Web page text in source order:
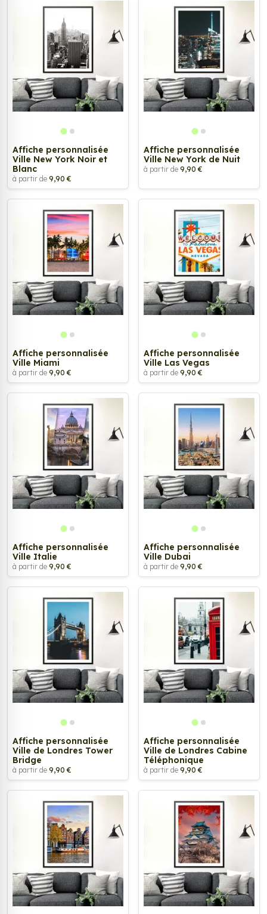
Affiche personnalisée
Ville New York Noir et
Blanc
à partir de 9,90 €
Affiche personnalisée
Ville New York de Nuit
à partir de 9,90 €
Affiche personnalisée
Ville Miami
à partir de 9,90 €
Affiche personnalisée
Ville Las Vegas
à partir de 9,90 €
Affiche personnalisée
Ville Italie
à partir de 9,90 €
Affiche personnalisée
Ville Dubai
à partir de 9,90 €
Affiche personnalisée
Ville de Londres Tower
Bridge
à partir de 9,90 €
Affiche personnalisée
Ville de Londres Cabine
Téléphonique
à partir de 9,90 €